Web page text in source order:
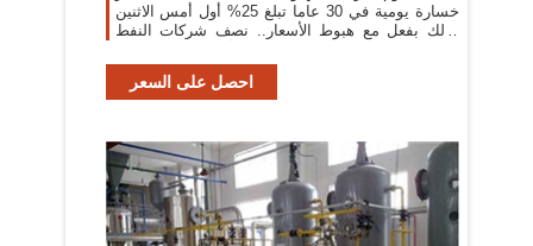
خسارة يومية في 30 عاما تبلغ 25% أول أمس الاثنين
وذلك بفعل مع هبوط الأسعار.. نصف شركات النفط
احصل على السعر